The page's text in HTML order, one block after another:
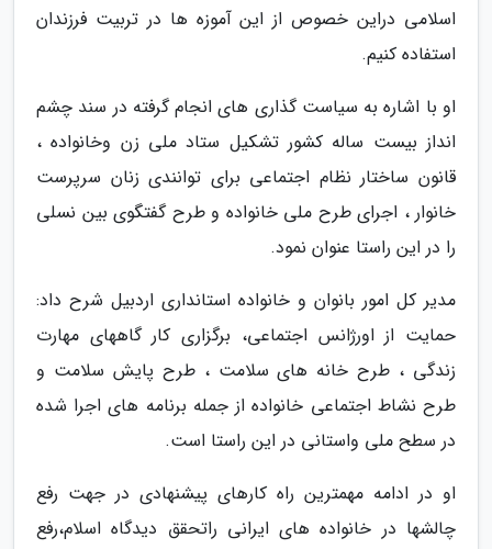
اسلامی دراین خصوص از این آموزه ها در تربیت فرزندان
استفاده کنیم.
او با اشاره به سیاست گذاری های انجام گرفته در سند چشم
انداز بیست ساله کشور تشکیل ستاد ملی زن وخانواده ،
قانون ساختار نظام اجتماعی برای توانندی زنان سرپرست
خانوار ، اجرای طرح ملی خانواده و طرح گفتگوی بین نسلی
را در این راستا عنوان نمود.
مدیر کل امور بانوان و خانواده استانداری اردبیل شرح داد:
حمایت از اورژانس اجتماعی، برگزاری کار گاههای مهارت
زندگی ، طرح خانه های سلامت ، طرح پایش سلامت و
طرح نشاط اجتماعی خانواده از جمله برنامه های اجرا شده
در سطح ملی واستانی در این راستا است.
او در ادامه مهمترین راه کارهای پیشنهادی در جهت رفع
چالشها در خانواده های ایرانی راتحقق دیدگاه اسلام،رفع